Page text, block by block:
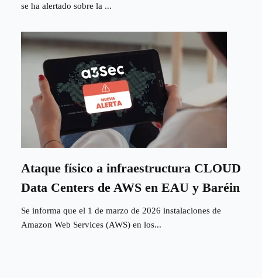
se ha alertado sobre la ...
Ataque físico a infraestructura CLOUD
Data Centers de AWS en EAU y Baréin
Se informa que el 1 de marzo de 2026 instalaciones de
Amazon Web Services (AWS) en los...